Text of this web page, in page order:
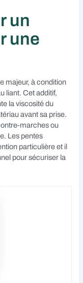
un
une
majeur, à condition
liant. Cet additif,
la viscosité du
avant sa prise.
marches ou
Les pentes
particulière et il
pour sécuriser la